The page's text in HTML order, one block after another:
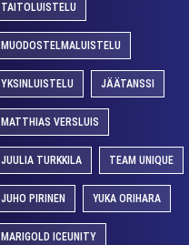
TAITOLUISTELU
MUODOSTELMALUISTELU
YKSINLUISTELU JÄÄTANSSI
MATTHIAS VERSLUIS
JUULIA TURKKILA TEAM UNIQUE
JUHO PIRINEN YUKA ORIHARA
MARIGOLD ICEUNITY